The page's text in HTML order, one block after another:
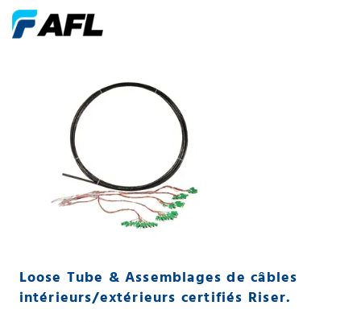
Loose Tube & Assemblages de câbles
intérieurs/extérieurs certifiés Riser.